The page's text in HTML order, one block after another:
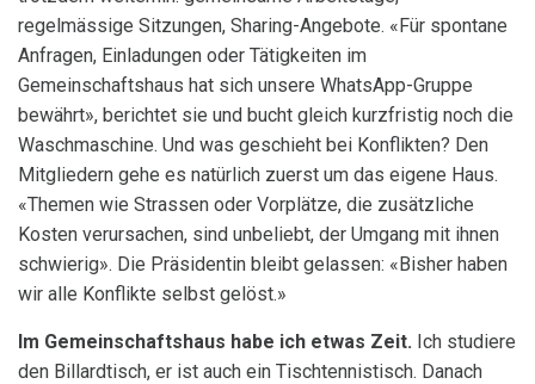
regelmässige Sitzungen, Sharing-Angebote. «Für spontane
Anfragen, Einladungen oder Tätigkeiten im
Gemeinschaftshaus hat sich unsere WhatsApp-Gruppe
bewährt», berichtet sie und bucht gleich kurzfristig noch die
Waschmaschine. Und was geschieht bei Konflikten? Den
Mitgliedern gehe es natürlich zuerst um das eigene Haus.
«Themen wie Strassen oder Vorplätze, die zusätzliche
Kosten verursachen, sind unbeliebt, der Umgang mit ihnen
schwierig». Die Präsidentin bleibt gelassen: «Bisher haben
wir alle Konflikte selbst gelöst.»
Im Gemeinschaftshaus habe ich etwas Zeit. Ich studiere
den Billardtisch, er ist auch ein Tischtennistisch. Danach